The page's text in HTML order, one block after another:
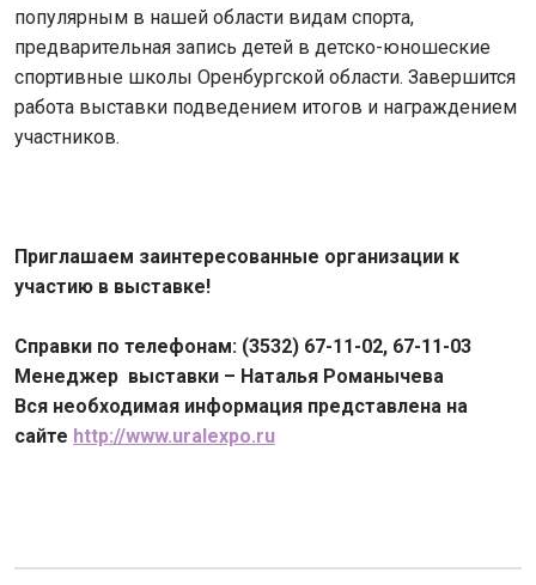
популярным в нашей области видам спорта,
предварительная запись детей в детско-юношеские
спортивные школы Оренбургской области. Завершится
работа выставки подведением итогов и награждением
участников.
Приглашаем заинтересованные организации к
участию в выставке!
Справки по телефонам: (3532) 67-11-02, 67-11-03
Менеджер выставки – Наталья Романычева
Вся необходимая информация представлена на
сайте http://www.uralexpo.ru